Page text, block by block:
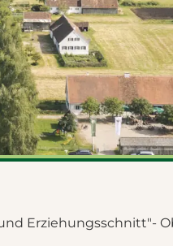
Erziehungsschnitt"-